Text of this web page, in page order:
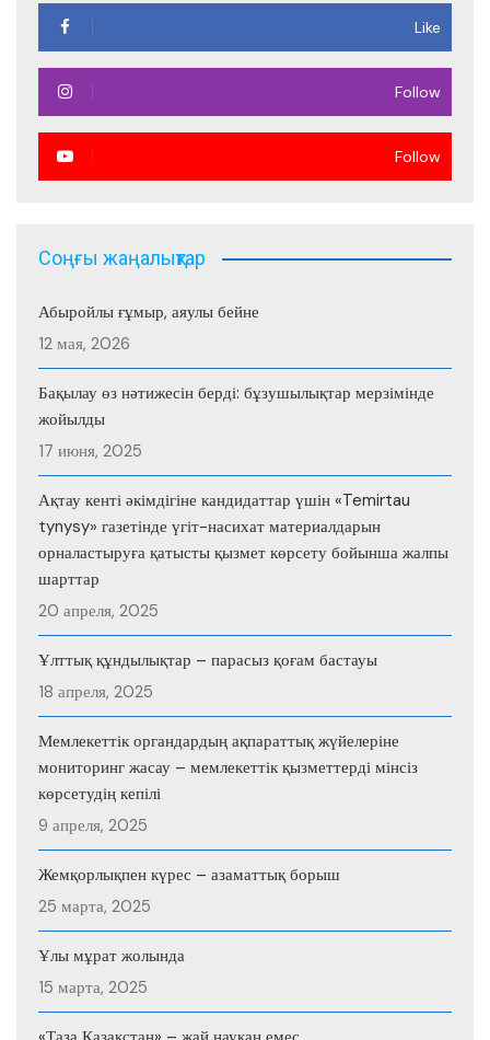
Like
Follow
Follow
Соңғы жаңалықтар
Абыройлы ғұмыр, аяулы бейне
12 мая, 2026
Бақылау өз нәтижесін берді: бұзушылықтар мерзімінде
жойылды
17 июня, 2025
Ақтау кенті әкімдігіне кандидаттар үшін «Temirtau
tynysy» газетінде үгіт-насихат материалдарын
орналастыруға қатысты қызмет көрсету бойынша жалпы
шарттар
20 апреля, 2025
Ұлттық құндылықтар – парасыз қоғам бастауы
18 апреля, 2025
Мемлекеттік органдардың ақпараттық жүйелеріне
мониторинг жасау – мемлекеттік қызметтерді мінсіз
көрсетудің кепілі
9 апреля, 2025
Жемқорлықпен күрес – азаматтық борыш
25 марта, 2025
Ұлы мұрат жолында
15 марта, 2025